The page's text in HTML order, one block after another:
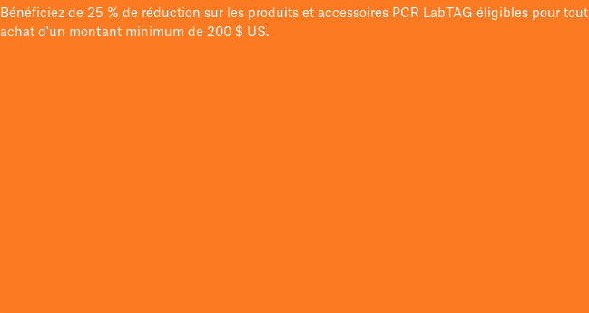
Bénéficiez de 25 % de réduction sur les produits et accessoires PCR LabTAG éligibles pour tout
achat d'un montant minimum de 200 $ US.